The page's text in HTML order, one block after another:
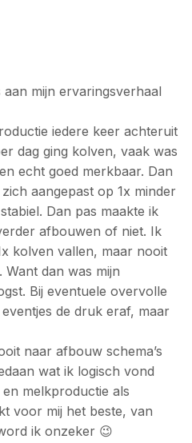
aan mijn ervaringsverhaal
iedere keer achteruit
dag ging kolven, vaak was
echt goed merkbaar. Dan
aangepast op 1x minder
Dan pas maakte ik
afbouwen of niet. Ik
kolven vallen, maar nooit
Want dan was mijn
Bij eventuele overvolle
de druk eraf, maar
naar afbouw schema’s
wat ik logisch vond
melkproductie als
voor mij het beste, van
ik onzeker 😉